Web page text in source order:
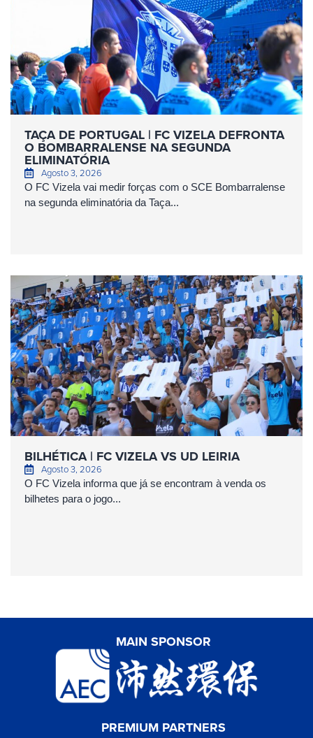
TAÇA DE PORTUGAL | FC VIZELA DEFRONTA
O BOMBARRALENSE NA SEGUNDA
ELIMINATÓRIA
Agosto 3, 2026
O FC Vizela vai medir forças com o SCE Bombarralense
na segunda eliminatória da Taça...
BILHÉTICA | FC VIZELA VS UD LEIRIA
Agosto 3, 2026
O FC Vizela informa que já se encontram à venda os
bilhetes para o jogo...
MAIN SPONSOR
PREMIUM PARTNERS